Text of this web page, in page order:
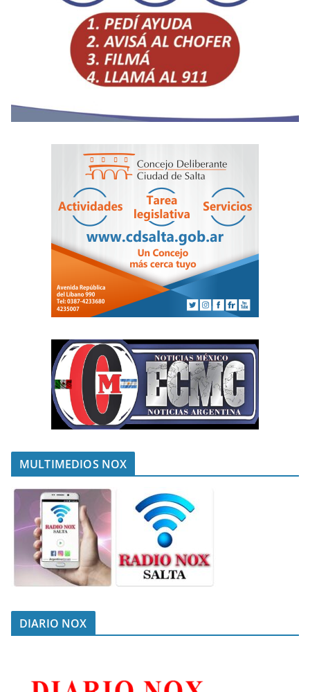
MULTIMEDIOS NOX
DIARIO NOX